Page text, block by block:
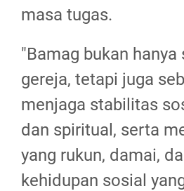
masa tugas.
"Bamag bukan
gereja, tetapi juga
menjaga stabilitas
dan spiritual, serta
yang rukun, damai,
kehidupan sosial